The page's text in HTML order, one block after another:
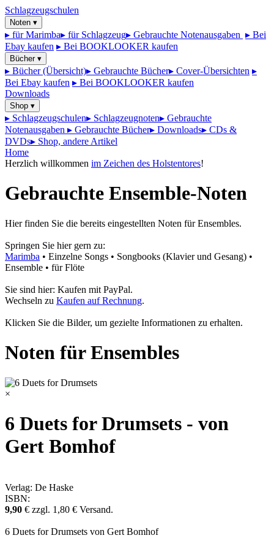
Schlagzeugschulen
Noten ▾
▸ für Marimba▸ für Schlagzeug▸ Gebrauchte Notenausgaben ▸ Bei
Ebay kaufen ▸ Bei BOOKLOOKER kaufen
Bücher ▾
▸ Bücher (Übersicht)▸ Gebrauchte Bücher▸ Cover-Übersichten ▸
Bei Ebay kaufen ▸ Bei BOOKLOOKER kaufen
Downloads
Shop ▾
▸ Schlagzeugschulen▸ Schlagzeugnoten▸ Gebrauchte
Notenausgaben ▸ Gebrauchte Bücher▸ Downloads▸ CDs &
DVDs▸ Shop, andere Artikel
Home
Herzlich willkommen im Zeichen des Holstentores!
Gebrauchte Ensemble-Noten
Hier finden Sie die bereits eingestellten Noten für Ensembles.
Springen Sie hier gern zu:
Marimba • Einzelne Songs • Songbooks (Klavier und Gesang) •
Ensemble • für Flöte
Sie sind hier: Kaufen mit PayPal.
Wechseln zu Kaufen auf Rechnung.
Klicken Sie die Bilder, um gezielte Informationen zu erhalten.
Noten für Ensembles
×
6 Duets for Drumsets - von
Gert Bomhof
Verlag: De Haske
ISBN:
9,90 € zzgl. 1,80 € Versand.
6 Duets for Drumsets von Gert Bomhof